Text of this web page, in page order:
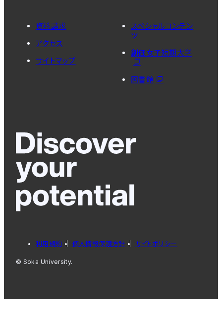
資料請求
アクセス
サイトマップ
スペシャルコンテン
ツ
創価女子短期大学
図書館
利用規約 個人情報保護方針 サイトポリシー
© Soka University.